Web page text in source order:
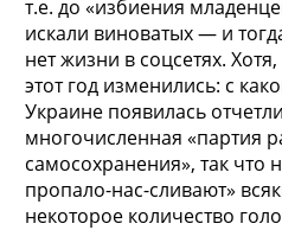
т.е. до «избиения
искали виноватых — и
нет жизни в соцсетях.
этот год изменились: с
Украине появилась
многочисленная «партия
самосохранения», так что
пропало-нас-сливают»
некоторое количество